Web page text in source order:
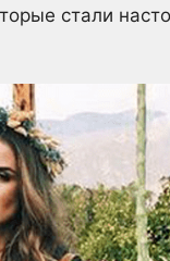
стали